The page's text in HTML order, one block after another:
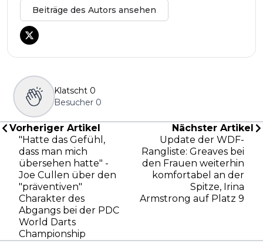
Beiträge des Autors ansehen
Klatscht 0
Besucher 0
Vorheriger Artikel
"Hatte das Gefühl,
dass man mich
übersehen hatte" -
Joe Cullen über den
"präventiven"
Charakter des
Abgangs bei der PDC
World Darts
Championship
Nächster Artikel
Update der WDF-
Rangliste: Greaves bei
den Frauen weiterhin
komfortabel an der
Spitze, Irina
Armstrong auf Platz 9